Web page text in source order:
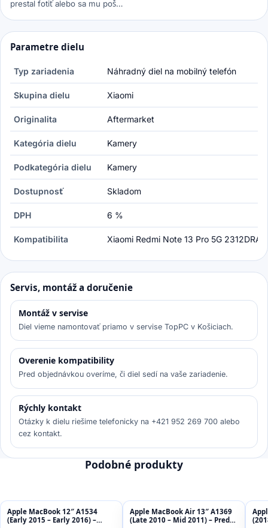
prestal fotiť alebo sa mu poš…
Parametre dielu
Typ zariadenia Náhradný diel na mobilný telefón
Skupina dielu Xiaomi
Originalita Aftermarket
Kategória dielu Kamery
Podkategória dielu Kamery
Dostupnosť Skladom
DPH 6 %
Kompatibilita Xiaomi Redmi Note 13 Pro 5G
Servis, montáž a doručenie
Montáž v servise
Diel vieme namontovať priamo v servise TopPC v Košiciach.
Overenie kompatibility
Pred objednávkou overíme, či diel sedí na vaše zariadenie.
Rýchly kontakt
Otázky k dielu riešime telefonicky na +421 952 269 700 alebo
cez kontakt.
Podobné produkty
Apple MacBook 12″ A1534
(Early 2015 – Early 2016) –
Apple MacBook Air 13″ A1369
(Late 2010 – Mid 2011) – Predná